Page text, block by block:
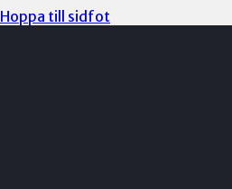
Hoppa till sidfot